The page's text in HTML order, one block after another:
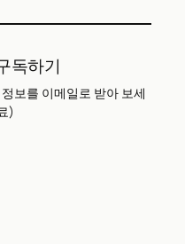
독하기
보를 이메일로 받아 보세
)